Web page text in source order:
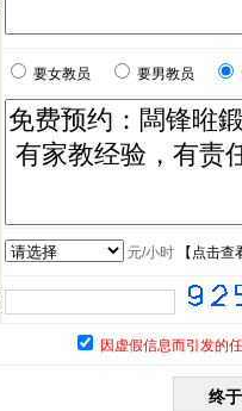
要女教员 要男教员
元/小时【 点击查
因虚假信息而引发的